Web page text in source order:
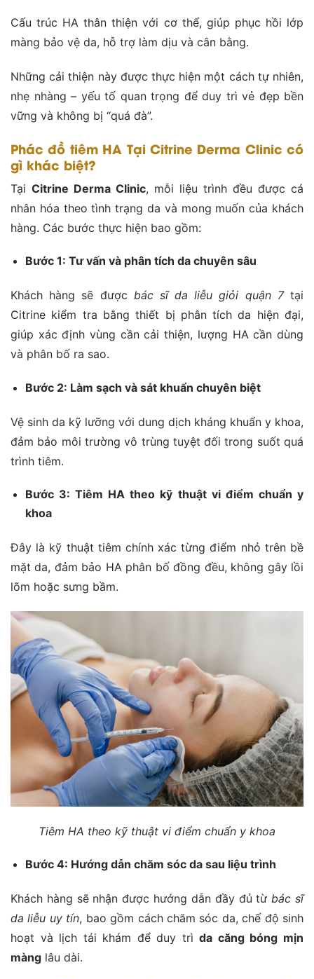
Cấu trúc HA thân thiện với cơ thể, giúp phục hồi lớp
màng bảo vệ da, hỗ trợ làm dịu và cân bằng.
Những cải thiện này được thực hiện một cách tự nhiên,
nhẹ nhàng – yếu tố quan trọng để duy trì vẻ đẹp bền
vững và không bị “quá đà”.
Phác đồ tiêm HA Tại Citrine Derma Clinic có
gì khác biệt?
Tại Citrine Derma Clinic, mỗi liệu trình đều được cá
nhân hóa theo tình trạng da và mong muốn của khách
hàng. Các bước thực hiện bao gồm:
Bước 1: Tư vấn và phân tích da chuyên sâu
Khách hàng sẽ được bác sĩ da liễu giỏi quận 7tại
Citrine kiểm tra bằng thiết bị phân tích da hiện đại,
giúp xác định vùng cần cải thiện, lượng HA cần dùng
và phân bố ra sao.
Bước 2: Làm sạch và sát khuẩn chuyên biệt
Vệ sinh da kỹ lưỡng với dung dịch kháng khuẩn y khoa,
đảm bảo môi trường vô trùng tuyệt đối trong suốt quá
trình tiêm.
Bước 3: Tiêm HA theo kỹ thuật vi điểm chuẩn y
khoa
Đây là kỹ thuật tiêm chính xác từng điểm nhỏ trên bề
mặt da, đảm bảo HA phân bố đồng đều, không gây lồi
lõm hoặc sưng bầm.
Tiêm HA theo kỹ thuật vi điểm chuẩn y khoa
Bước 4: Hướng dẫn chăm sóc da sau liệu trình
Khách hàng sẽ nhận được hướng dẫn đầy đủ từbác sĩ
da liễu uy tín, bao gồm cách chăm sóc da, chế độ sinh
hoạt và lịch tái khám để duy trìda căng bóng mịn
màng lâu dài.